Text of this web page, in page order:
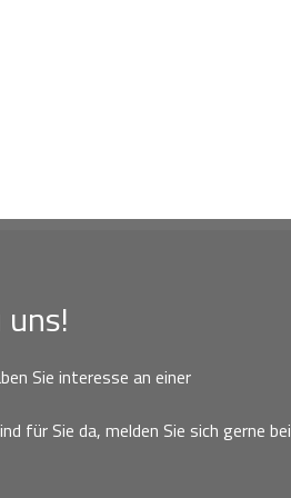
Sie interesse an einer
für Sie da, melden Sie sich gerne bei